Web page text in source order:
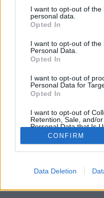
not limited to your visit or
grant or deny consent to
use your data for below
consent section.
I want to opt-out of the
personal data.
Opted In
I want to opt-out of the
Personal Data.
Opted In
I want to opt-out of
Personal Data for
Opted In
I want to opt-out of
Retention, Sale, and/
Personal Data that Is
Purposes for which it
related to advertising
CONFIRM
Data Deletion
Videókártya olcsón 2021.
Hogyan profitálhat a
tippek a használathoz
vagy termék
hogyan kezdje el? Ha
kell nézni a Facebook
módszerrel emberek